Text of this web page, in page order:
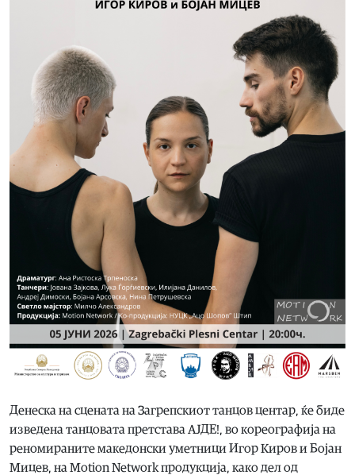
Денеска на сцената на Загрепскиот танцов центар, ќе биде
изведена танцовата претстава АЈДЕ!, во кореографија на
реномираните македонски уметници Игор Киров и Бојан
Мицев, на Motion Network продукција, како дел од